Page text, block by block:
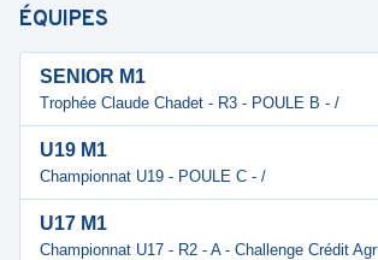
ÉQUIPES
SENIOR M1
Trophée Claude Chadet - R3 - POULE B - /
U19 M1
Championnat U19 - POULE C - /
U17 M1
Championnat U17 - R2 - A - Challenge Crédit Agr